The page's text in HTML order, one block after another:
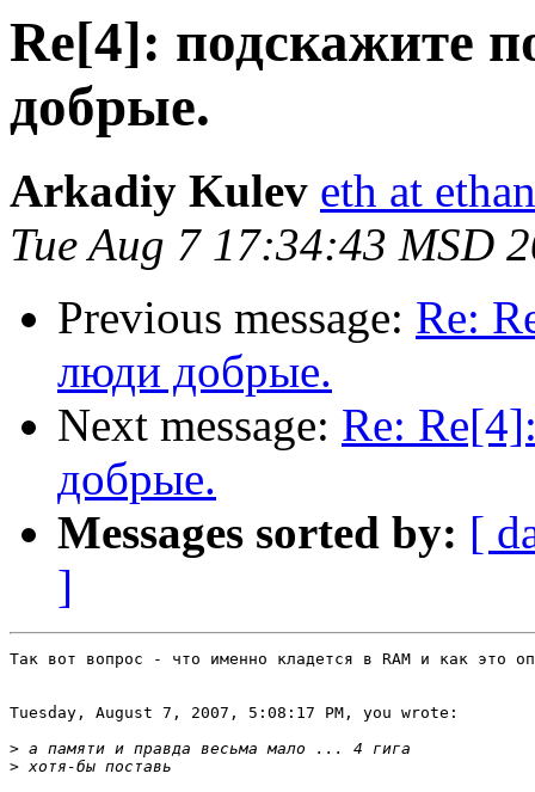
Re[4]: подскажите
добрые.
Arkadiy Kulev eth at
Tue Aug 7 17:34:43 MSD
Previous message: Re:
люди добрые.
Next message: Re:
добрые.
Messages sorted by: [
]
Так вот вопрос - что именно кладется в RAM и как это
Tuesday, August 7, 2007, 5:08:17 PM, you wrote:
>
>